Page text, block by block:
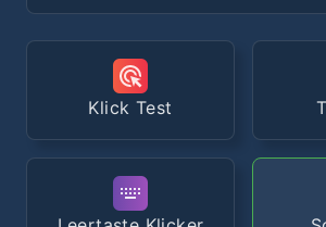
Klick Test